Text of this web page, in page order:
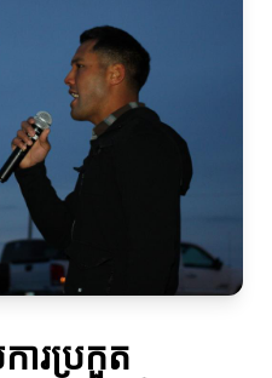
ារប្រកួត